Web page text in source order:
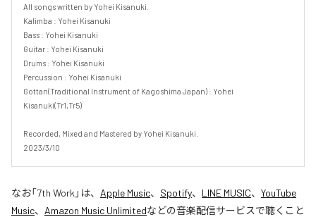
All songs written by Yohei Kisanuki.
Kalimba : Yohei Kisanuki
Bass : Yohei Kisanuki
Guitar : Yohei Kisanuki
Drums : Yohei Kisanuki
Percussion : Yohei Kisanuki
Gottan(Traditional Instrument of Kagoshima Japan) : Yohei
Kisanuki(Tr1,Tr5)
Recorded, Mixed and Mastered by Yohei Kisanuki.
2023/3/10
なお「7th Work 」は、 Apple Music、 Spotify、 LINE MUSIC、 YouTube
Music、 Amazon Music Unlimitedなどの音楽配信サービスで聴くこと